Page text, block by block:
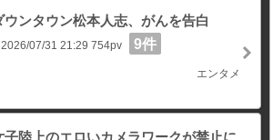
ウンタウン松本人志、がんを告白
2026/07/31 21:29 754pv 9件
エンタメ
子陸上のエロいカメラワークが禁止に